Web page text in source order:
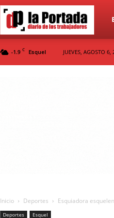
La
-1.9 C Esquel JUEVES, AGOSTO 6,
Inicio Deportes Esquiadora
Deportes Esquel